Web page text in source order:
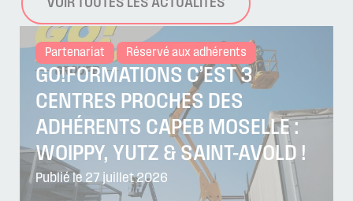
VOIR TOUTES LES ACTUALITÉS
Partenariat Réservé aux adhérents
GO!FORMATIONS C’EST 3
CENTRES PROCHES DES
ADHÉRENTS CAPEB MOSELLE :
WOIPPY, YUTZ & SAINT-AVOLD !
Publié le 27 juillet 2026